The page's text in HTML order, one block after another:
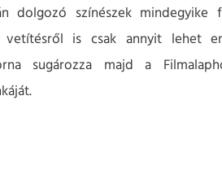
dolgozó színészek mindegyike
is csak annyit lehet
sugározza majd a